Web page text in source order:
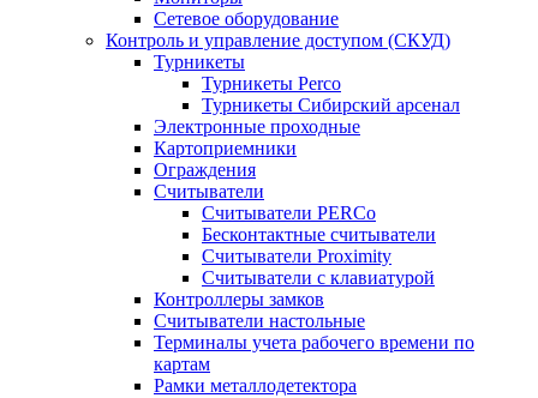
Сетевое оборудование
Контроль и управление доступом (СКУД)
Турникеты
Турникеты Perco
Турникеты Сибирский арсенал
Электронные проходные
Картоприемники
Ограждения
Считыватели
Считыватели PERCo
Бесконтактные считыватели
Считыватели Proximity
Считыватели с клавиатурой
Контроллеры замков
Считыватели настольные
Терминалы учета рабочего времени по
картам
Рамки металлодетектора